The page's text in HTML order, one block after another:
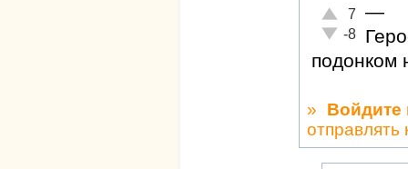
Отлично!
7
Неадекватно!
-8
—
подонком
» Войдите